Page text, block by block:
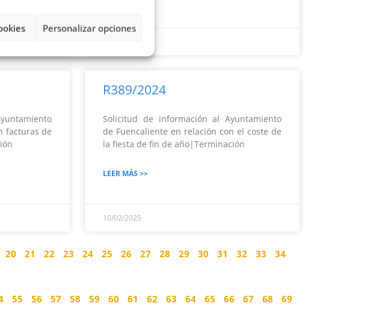
Personalizar opciones
facturas de
R389/2024
Solicitud de información al Ayuntamiento
de Fuencaliente en relación con el coste de
la fiesta de fin de año|Terminación
LEER MÁS >>
10/02/2025
20 21 22 23 24 25 26 27 28 29 30 31 32 33 34
55 56 57 58 59 60 61 62 63 64 65 66 67 68 69